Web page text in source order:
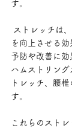
す。
を向上させる
予防や改善に効
ハムストリン
トレッチ、腰
す。
これらのスト